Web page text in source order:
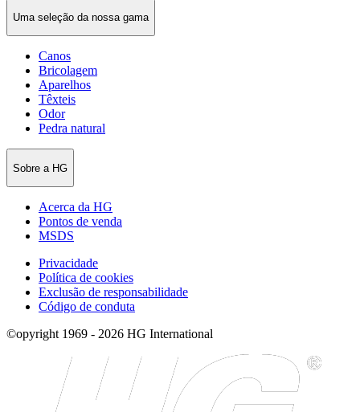
Uma seleção da nossa gama
Canos
Bricolagem
Aparelhos
Têxteis
Odor
Pedra natural
Sobre a HG
Acerca da HG
Pontos de venda
MSDS
Privacidade
Política de cookies
Exclusão de responsabilidade
Código de conduta
©opyright 1969 - 2026 HG International